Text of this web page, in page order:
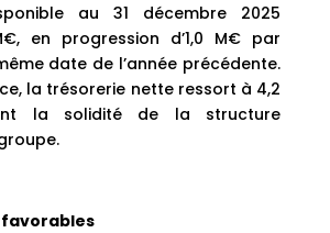
au 31 décembre 2025
en progression d’1,0 M€ par
date de l’année précédente.
la trésorerie nette ressort à 4,2
la solidité de la structure